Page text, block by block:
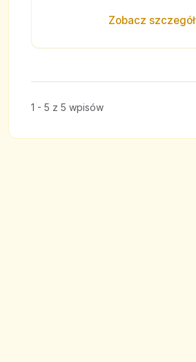
Zobacz
1 - 5 z 5 wpisów